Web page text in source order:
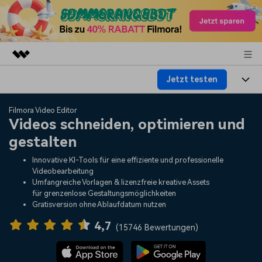
Dienstprogramme
Business
Überblick
Lösungen
Über uns
Presseraum
Support
Jetzt testen
Produkte
Plattformen
Funktionen
Assets
KI
Video/Foto
Audio
Lösungen
Video-Lösungen
Ressourcen
Video-Prompts
Über 100 heiße Video-
Meisterkurs
Beherrschen Sie
Hilfe-Center
Erste Schritte
Filmora Video Editor
Videos schneiden, optimieren und
gestalten
Innovative KI-Tools für eine effiziente und professionelle
Videobearbeitung
Umfangreiche Vorlagen & lizenzfreie kreative Assets
für grenzenlose Gestaltungsmöglichkeiten
Gratisversion ohne Ablaufdatum nutzen
4,7 (15746 Bewertungen)